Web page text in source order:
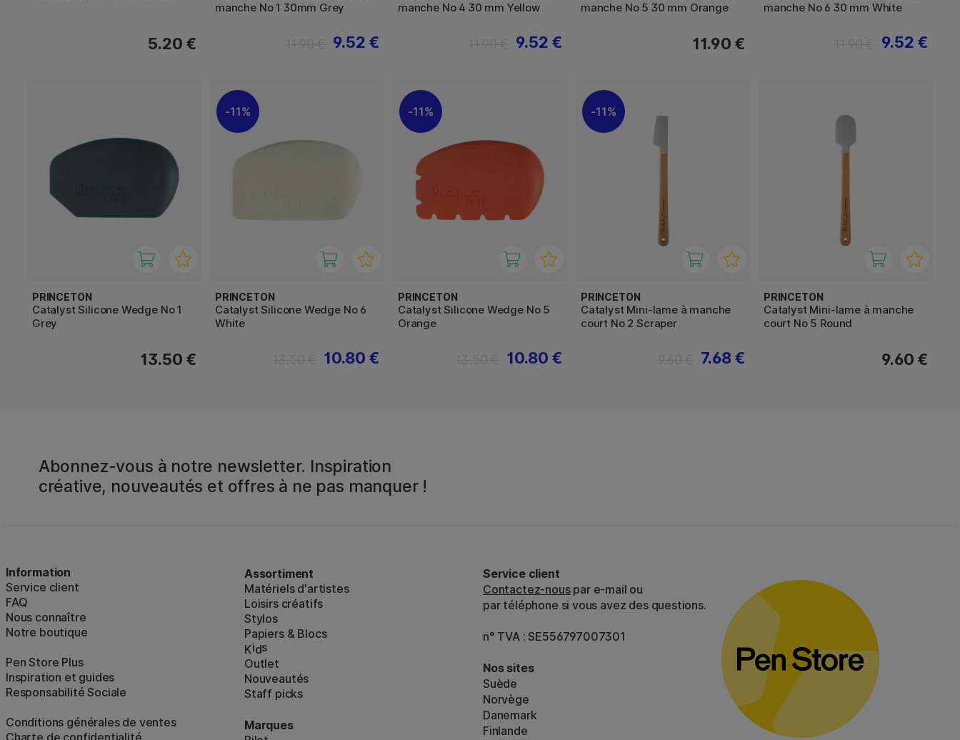
5.20 €
manche No 1 30mm Grey
9.52 €
manche No 4 30 mm Yellow
9.52 €
manche No 5 30 mm Orange
11.90 €
manche No 6 30 mm White
9.52 €
PRINCETON
Catalyst Silicone Wedge No 1
Grey
13.50 €
11%
PRINCETON
Catalyst Silicone Wedge No 6
White
10.80 €
11%
PRINCETON
Catalyst Silicone Wedge No 5
Orange
10.80 €
11%
PRINCETON
Catalyst Mini-lame à manche
court No 2 Scraper
7.68 €
PRINCETON
Catalyst Mini-lame à manche
court No 5 Round
9.60 €
Abonnez-vous à notre newsletter. Inspiration
créative, nouveautés et offres à ne pas manquer !
Information
Service client
FAQ
Nous connaître
Notre boutique
Pen Store Plus
Inspiration et guides
Responsabilité Sociale
Conditions générales de ventes
Charte de confidentialité
Assortiment
Matériels d'artistes
Loisirs créatifs
Stylos
Papiers & Blocs
Kids
Outlet
Nouveautés
Staff picks
Marques
Service client
Contactez-nouspar e-mail ou
par téléphone si vous avez des questions.
n° TVA : SE556797007301
Nos sites
Suède
Norvège
Danemark
Finlande